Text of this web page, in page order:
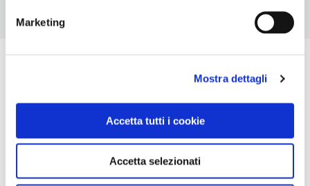
Marketing
Mostra dettagli
Accetta tutti i cookie
Accetta selezionati